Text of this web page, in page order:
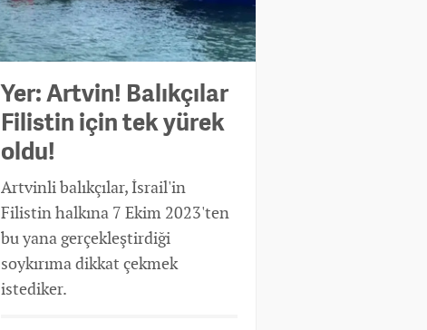
Yer: Artvin! Balıkçılar
Filistin için tek yürek
oldu!
Artvinli balıkçılar, İsrail'in
Filistin halkına 7 Ekim 2023'ten
bu yana gerçekleştirdiği
soykırıma dikkat çekmek
istediker.